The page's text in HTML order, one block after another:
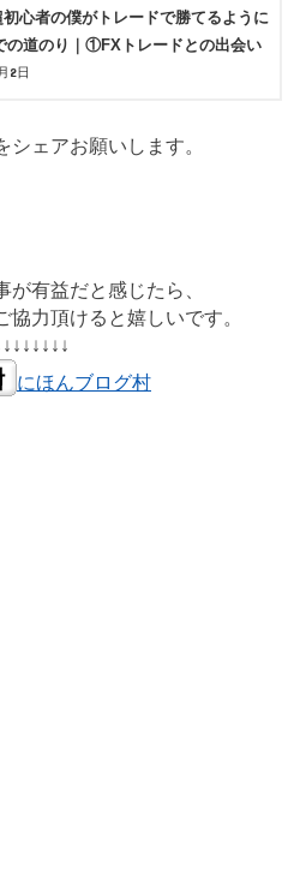
初心者の僕がトレードで勝てるように
の道のり｜①FXトレードとの出会い
2日
ェアお願いします。
が有益だと感じたら、
協力頂けると嬉しいです。
にほんブログ村